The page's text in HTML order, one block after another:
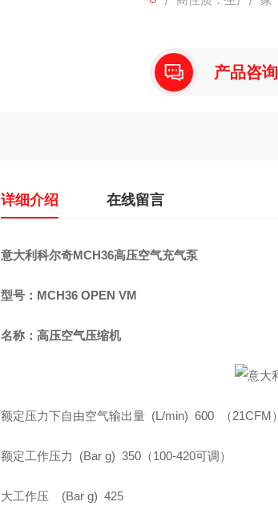
产品咨询
详细介绍 在线留言
意大利科尔奇MCH36高压空气充气泵
型号：MCH36 OPEN VM
名称：高压空气压缩机
额定压力下自由空气输出量 (L/min) 600 （21CFM）
额定工作压力 (Bar g) 350（100-420可调）
大工作压 (Bar g) 425